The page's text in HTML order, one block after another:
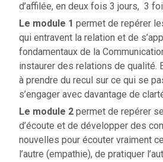
d’affilée, en deux fois 3 jours, 3
Le module 1 permet de repérer
qui entravent la relation et de
fondamentaux de la
instaurer des relations de qualité.
à prendre du recul sur ce qui se
s’engager avec davantage de
Le module 2 permet de repérer
d’écoute et de développer des
nouvelles pour écouter vraiment
l’autre (empathie), de pratiquer